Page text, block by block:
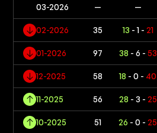
03-2026 — —
02-2026 35 13 - 1 - 21
01-2026 97 38 - 6 - 53
12-2025 58 18 - 0 - 40
11-2025 56 28 - 3 - 25
10-2025 51 26 - 0 -25